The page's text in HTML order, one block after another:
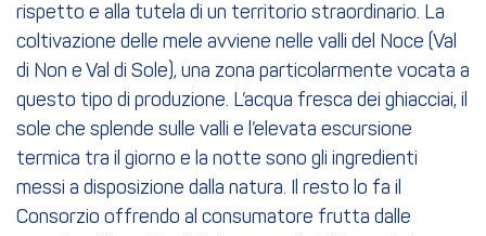
rispetto e alla tutela di un territorio straordinario. La
coltivazione delle mele avviene nelle valli del Noce (Val
di Non e Val di Sole), una zona particolarmente vocata a
questo tipo di produzione. L’acqua fresca dei ghiacciai, il
sole che splende sulle valli e l’elevata escursione
termica tra il giorno e la notte sono gli ingredienti
messi a disposizione dalla natura. Il resto lo fa il
Consorzio offrendo al consumatore frutta dalle